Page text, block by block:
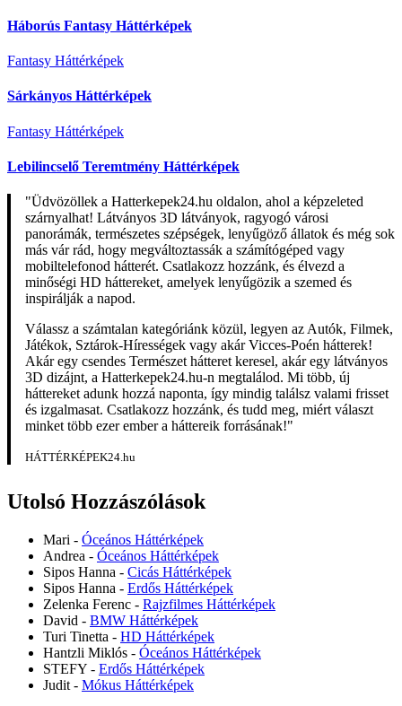
Háborús Fantasy Háttérképek
Fantasy Háttérképek
Sárkányos Háttérképek
Fantasy Háttérképek
Lebilincselő Teremtmény Háttérképek
"Üdvözöllek a Hatterkepek24.hu oldalon, ahol a képzeleted
szárnyalhat! Látványos 3D látványok, ragyogó városi
panorámák, természetes szépségek, lenyűgöző állatok és még sok
más vár rád, hogy megváltoztassák a számítógéped vagy
mobiltelefonod hátterét. Csatlakozz hozzánk, és élvezd a
minőségi HD háttereket, amelyek lenyűgözik a szemed és
inspirálják a napod.
Válassz a számtalan kategóriánk közül, legyen az Autók, Filmek,
Játékok, Sztárok-Hírességek vagy akár Vicces-Poén hátterek!
Akár egy csendes Természet hátteret keresel, akár egy látványos
3D dizájnt, a Hatterkepek24.hu-n megtalálod. Mi több, új
háttereket adunk hozzá naponta, így mindig találsz valami frisset
és izgalmasat. Csatlakozz hozzánk, és tudd meg, miért választ
minket több ezer ember a háttereik forrásának!"
HÁTTÉRKÉPEK24.hu
Utolsó Hozzászólások
Mari - Óceános Háttérképek
Andrea - Óceános Háttérképek
Sipos Hanna - Cicás Háttérképek
Sipos Hanna - Erdős Háttérképek
Zelenka Ferenc - Rajzfilmes Háttérképek
David - BMW Háttérképek
Turi Tinetta - HD Háttérképek
Hantzli Miklós - Óceános Háttérképek
STEFY - Erdős Háttérképek
Judit - Mókus Háttérképek